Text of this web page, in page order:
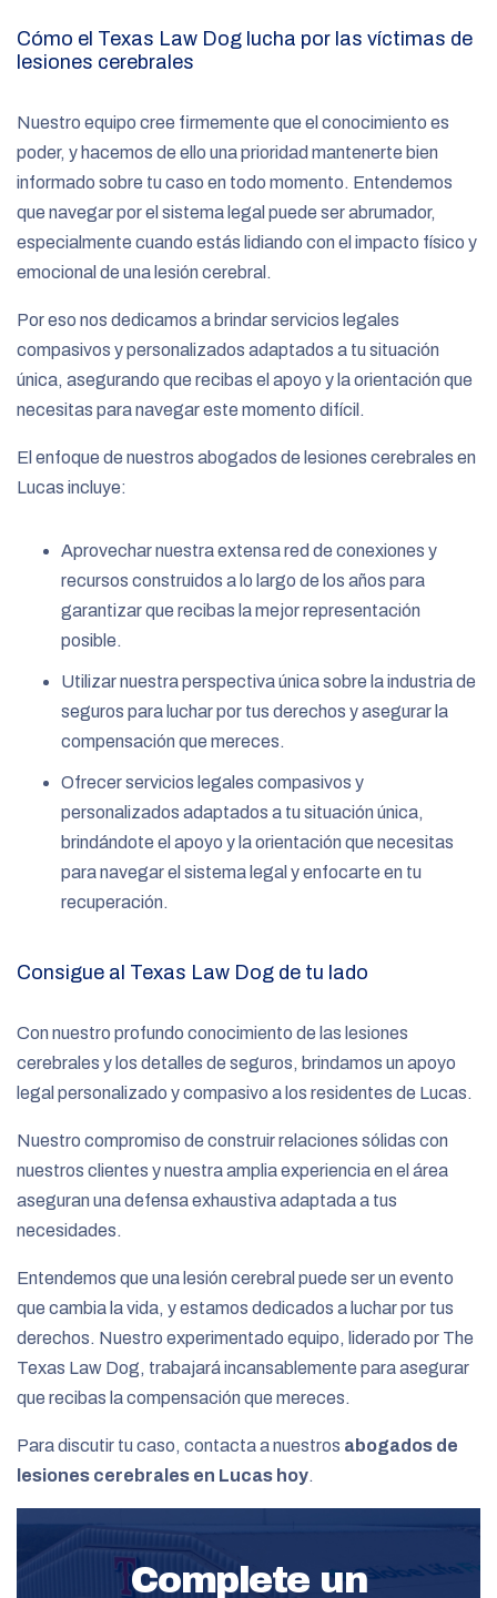
Cómo el Texas Law Dog lucha por las víctimas de
lesiones cerebrales
Nuestro equipo cree firmemente que el conocimiento es
poder, y hacemos de ello una prioridad mantenerte bien
informado sobre tu caso en todo momento. Entendemos
que navegar por el sistema legal puede ser abrumador,
especialmente cuando estás lidiando con el impacto físico y
emocional de una lesión cerebral.
Por eso nos dedicamos a brindar servicios legales
compasivos y personalizados adaptados a tu situación
única, asegurando que recibas el apoyo y la orientación que
necesitas para navegar este momento difícil.
El enfoque de nuestros abogados de lesiones cerebrales en
Lucas incluye:
Aprovechar nuestra extensa red de conexiones y
recursos construidos a lo largo de los años para
garantizar que recibas la mejor representación
posible.
Utilizar nuestra perspectiva única sobre la industria de
seguros para luchar por tus derechos y asegurar la
compensación que mereces.
Ofrecer servicios legales compasivos y
personalizados adaptados a tu situación única,
brindándote el apoyo y la orientación que necesitas
para navegar el sistema legal y enfocarte en tu
recuperación.
Consigue al Texas Law Dog de tu lado
Con nuestro profundo conocimiento de las lesiones
cerebrales y los detalles de seguros, brindamos un apoyo
legal personalizado y compasivo a los residentes de Lucas.
Nuestro compromiso de construir relaciones sólidas con
nuestros clientes y nuestra amplia experiencia en el área
aseguran una defensa exhaustiva adaptada a tus
necesidades.
Entendemos que una lesión cerebral puede ser un evento
que cambia la vida, y estamos dedicados a luchar por tus
derechos. Nuestro experimentado equipo, liderado por The
Texas Law Dog, trabajará incansablemente para asegurar
que recibas la compensación que mereces.
Para discutir tu caso, contacta a nuestros abogados de
lesiones cerebrales en Lucas hoy.
Complete un